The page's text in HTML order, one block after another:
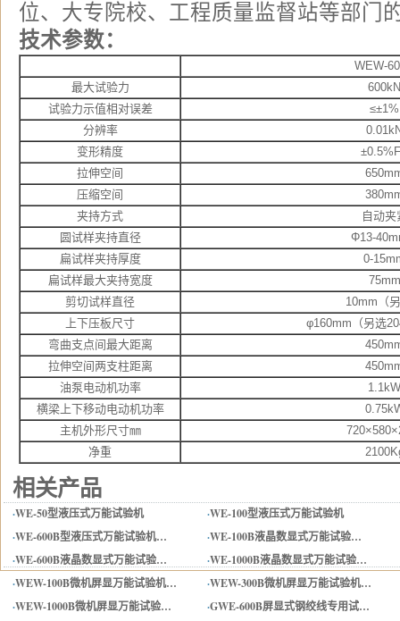
位、大专院校、工程质量监督站等部门
技术参数：
WEW-
最大试验力
600kN
试验力示值相对误差
≤±1%
分辨率
变形精度
拉伸空间
压缩空间
夹持方式
自动夹
圆试样夹持直径
Φ13-
扁试样夹持厚度
0-
扁试样最大夹持宽度
75mm
剪切试样直径
10mm（
上下压板尺寸
φ160mm（另选
弯曲支点间最大距离
拉伸空间两支柱距离
油泵电动机功率
1.1kW
横梁上下移动电动机功率
主机外形尺寸㎜
净重
相关产品
·WE-50型液压式万能试验机 ·WE-100型液压式万能试验机
·WE-600B型液压式万能试验机… ·WE-100B液晶数显式万能试验…
·WE-600B液晶数显式万能试验… ·WE-1000B液晶数显式万能试验…
·WEW-100B微机屏显万能试验机… ·WEW-300B微机屏显万能试验机…
·WEW-1000B微机屏显万能试验… ·GWE-600B屏显式钢绞线专用试…